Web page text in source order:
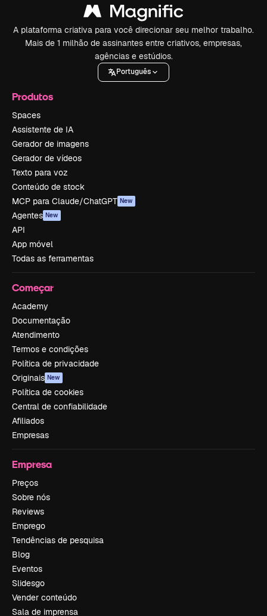
A plataforma criativa para você direcionar seu melhor trabalho.
Mais de 1 milhão de assinantes entre criativos, empresas,
agências e estúdios.
Português
Produtos
Spaces
Assistente de IA
Gerador de imagens
Gerador de vídeos
Texto para voz
Conteúdo de stock
MCP para Claude/ChatGPT New
Agentes New
API
App móvel
Todas as ferramentas
Começar
Academy
Documentação
Atendimento
Termos e condições
Política de privacidade
Originais New
Política de cookies
Central de confiabilidade
Afiliados
Empresas
Empresa
Preços
Sobre nós
Reviews
Emprego
Tendências de pesquisa
Blog
Eventos
Slidesgo
Vender conteúdo
Sala de imprensa